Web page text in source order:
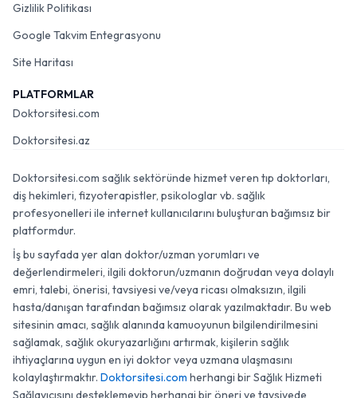
Gizlilik Politikası
Google Takvim Entegrasyonu
Site Haritası
PLATFORMLAR
Doktorsitesi.com
Doktorsitesi.az
Doktorsitesi.com sağlık sektöründe hizmet veren tıp doktorları,
diş hekimleri, fizyoterapistler, psikologlar vb. sağlık
profesyonelleri ile internet kullanıcılarını buluşturan bağımsız bir
platformdur.
İş bu sayfada yer alan doktor/uzman yorumları ve
değerlendirmeleri, ilgili doktorun/uzmanın doğrudan veya dolaylı
emri, talebi, önerisi, tavsiyesi ve/veya ricası olmaksızın, ilgili
hasta/danışan tarafından bağımsız olarak yazılmaktadır. Bu web
sitesinin amacı, sağlık alanında kamuoyunun bilgilendirilmesini
sağlamak, sağlık okuryazarlığını artırmak, kişilerin sağlık
ihtiyaçlarına uygun en iyi doktor veya uzmana ulaşmasını
kolaylaştırmaktır. Doktorsitesi.com herhangi bir Sağlık Hizmeti
Sağlayıcısını desteklemeyip herhangi bir öneri ve tavsiyede